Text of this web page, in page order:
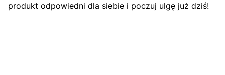
produkt odpowiedni dla siebie i poczuj ulgę już dziś!